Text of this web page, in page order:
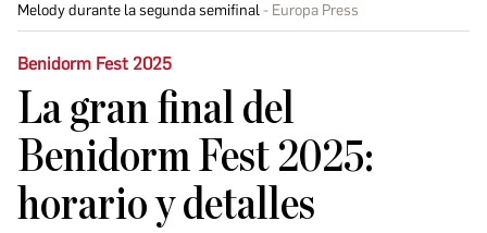
Melody durante la segunda semifinal Europa Press
Benidorm Fest 2025
La gran final del
Benidorm Fest 2025:
horario y detalles